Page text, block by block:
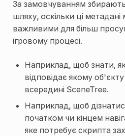
За замовчуванням
шляху, оскільки ці
важливими для більш
ігровому процесі.
Наприклад, щоб знати,
відповідає якому
всередині SceneTree.
Наприклад, щоб
початком чи кінцем
яке потребує скрипта